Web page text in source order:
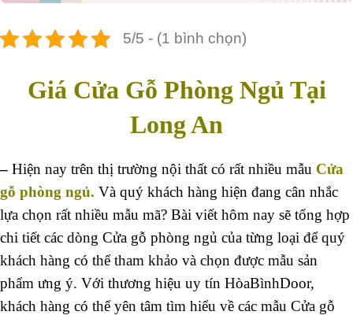
5/5 - (1 bình chọn)
Giá Cửa Gỗ Phòng Ngủ Tại
Long An
– Hiện nay trên thị trường nội thất có rất nhiều mẫu Cửa
gỗ phòng ngủ. Và quý khách hàng hiện đang cân nhắc
lựa chọn rất nhiều mẫu mã? Bài viết hôm nay sẽ tổng hợp
chi tiết các dòng Cửa gỗ phòng ngủ của từng loại để quý
khách hàng có thể tham khảo và chọn được mẫu sản
phẩm ưng ý. Với thương hiệu uy tín HòaBìnhDoor,
khách hàng có thể yên tâm tìm hiểu về các mẫu Cửa gỗ